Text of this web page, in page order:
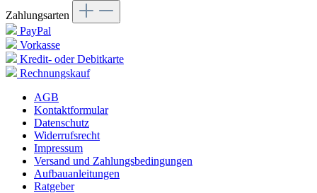
Zahlungsarten
PayPal
Vorkasse
Kredit- oder Debitkarte
Rechnungskauf
AGB
Kontaktformular
Datenschutz
Widerrufsrecht
Impressum
Versand und Zahlungsbedingungen
Aufbauanleitungen
Ratgeber